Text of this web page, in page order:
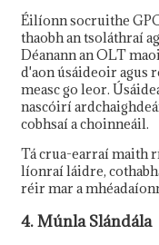
Éilíonn socruithe
thaobh an tsoláthraí
Déanann an OLT
d'aon úsáideoir agus
measc go leor.
nascóirí
cobhsaí a choinneáil.
Tá crua-earraí maith
líonraí láidre,
réir mar a
4. Múnla Slándála